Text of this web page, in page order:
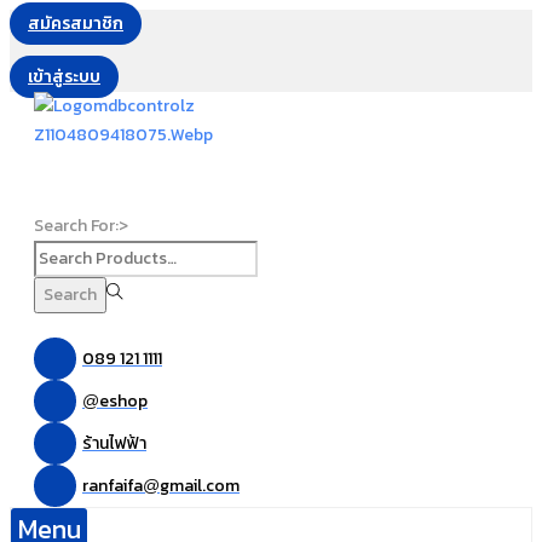
สมัครสมาชิก
เข้าสู่ระบบ
Search For:>
Search
089 121 1111
@eshop
ร้านไฟฟ้า
ranfaifa@gmail.com
Menu